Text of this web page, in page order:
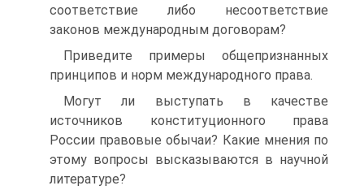
соответствие либо несоответствие
законов международным договорам?
Приведите примеры общепризнанных
принципов и норм международного права.
Могут ли выступать в качестве
источников конституционного права
России правовые обычаи? Какие мнения по
этому вопросы высказываются в научной
литературе?